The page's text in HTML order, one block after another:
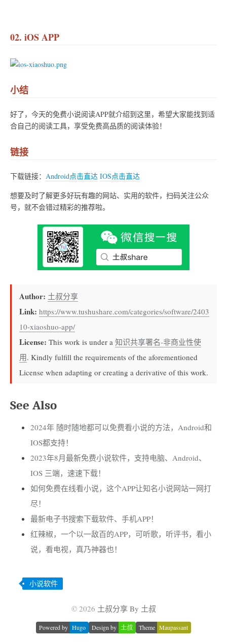
02. iOS APP
小结
好了，今天的免费小说阅读APP就介绍到这里，希望大家能找到适
合自己的阅读工具，享受免费高品质的阅读体验！
链接
下载链接： Android点击直达 IOS点击直达
想要及时了解更多好玩有趣的网站、实用的软件，扫码关注公众
号，就不会错过精彩的推荐啦。
Author: 土叔分享
Link: https://www.tushushare.com/categories/software/2403
10-xiaoshuo-app/
License: This work is under a 知识共享署名-非商业性使
用. Kindly fulfill the requirements of the aforementioned
License when adapting or creating a derivative of this work.
See Also
2024年 随时随地都可以免费看小说的方法，Android和
IOS都支持！
2023年8月最新免费小说软件，支持电脑、Android、
IOS 三端，速速下载！
如何免费在线看小说，这个APP让知名小说网站一网打
尽！
最新电子书搜索下载软件、手机APP！
红辣椒，一个以一敌百的APP，可听歌，听评书，看小
说，看电视，真乃神器也！
小说软件
© 2026 土叔分享 By 土叔
Powered by Hugo Design by 土叔 Theme Maupassant